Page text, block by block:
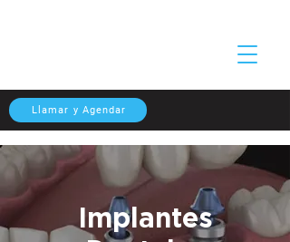
Llamar y Agendar
Implantes